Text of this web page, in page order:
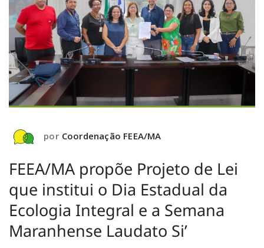
por Coordenação FEEA/MA
FEEA/MA propõe Projeto de Lei
que institui o Dia Estadual da
Ecologia Integral e a Semana
Maranhense Laudato Si’